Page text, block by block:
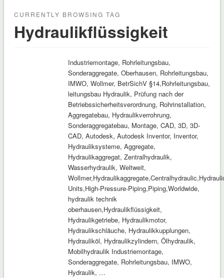
CURRENTLY BROWSING TAG
Hydraulikflüssigkeit
Industriemontage, Rohrleitungsbau,
Sonderaggregate, Oberhausen, Rohrleitungsbau,
IMWO, Wollmer, BetrSichV §14,Rohrleitungsbau,
leitungsbau Hydraulik, Prüfung nach der
Betriebssicherheitsverordnung, Rohrinstallation,
Aggregatebau, Hydraulikverrohrung,
Sonderaggregatebau, Montage, CAD, 3D, 3D-
CAD, Autodesk, Autodesk Inventor, Inventor,
Hydrauliksysteme, Aggregate,
Hydraulikaggregat, Zentralhydraulik,
Wasserhydraulik, Weltweit,
Units,High-Pressure-Piping,Piping,Worldwide,
hydraulik technik
oberhausen,Hydraulikflüssigkeit,
Hydraulikgetriebe, Hydraulikmotor,
Hydraulikschläuche, Hydraulikkupplungen,
Hydrauliköl, Hydraulikzylindern, Ölhydraulik,
Mobilhydraulik Industriemontage,
Sonderaggregate, Rohrleitungsbau, IMWO,
Hydraulik, …